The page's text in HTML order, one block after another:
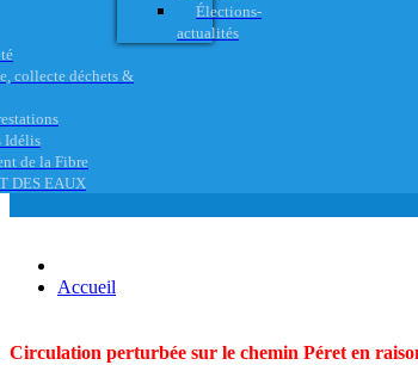
Élections-
actualités
collecte déchets &
Idélis
de la Fibre
DES EAUX
Accueil
Circulation perturbée sur le chemin Péret en